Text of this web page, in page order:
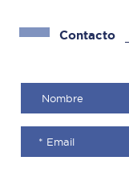
Contacto